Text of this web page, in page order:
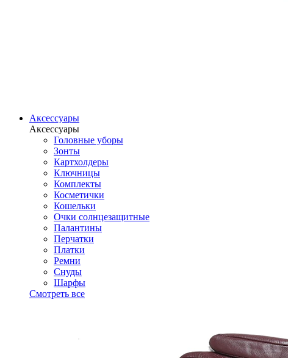
Аксессуары
Аксессуары
Головные уборы
Зонты
Картхолдеры
Ключницы
Комплекты
Косметички
Кошельки
Очки солнцезащитные
Палантины
Перчатки
Платки
Ремни
Снуды
Шарфы
Смотреть все